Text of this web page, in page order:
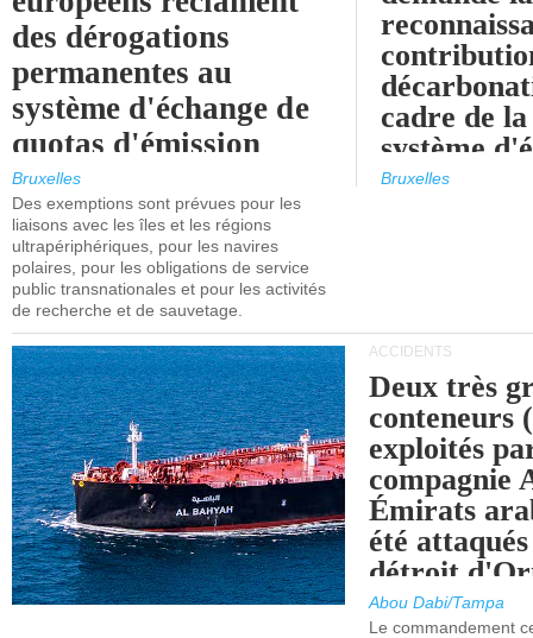
des dérogations
permanentes au
système d'échange de
quotas d'émission
maritimes de l'UE
après 2030.
Bruxelles
Des exemptions sont prévues pour les
liaisons avec les îles et les régions
ultrapériphériques, pour les navires
polaires, pour les obligations de service
public transnationales et pour les activités
de recherche et de sauvetage.
cadre de
système
quotas
Bruxelles
ACCIDENTS
Deux très
conteneurs
exploités
compagnie
Émirats
été
détroit
Abou Dabi/Tampa
Le commandement